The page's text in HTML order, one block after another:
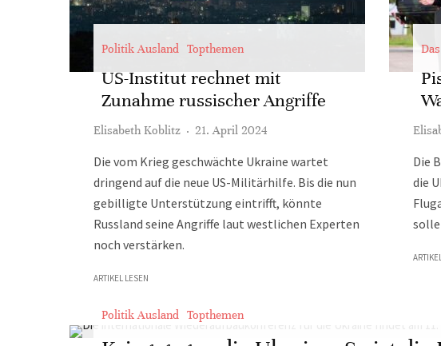
Politik Ausland Topthemen
US-Institut rechnet mit
Zunahme russischer Angriffe
Elisabeth Koblitz · 21. April 2024
Die vom Krieg geschwächte Ukraine wartet
dringend auf die neue US-Militärhilfe. Bis die nun
gebilligte Unterstützung eintrifft, könnte
Russland seine Angriffe laut westlichen Experten
noch verstärken.
ARTIKEL LESEN
Die
die
Politik Ausland Topthemen